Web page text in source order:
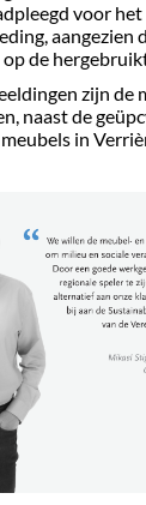
voor
aangezien
de
zijn de
naast de
in